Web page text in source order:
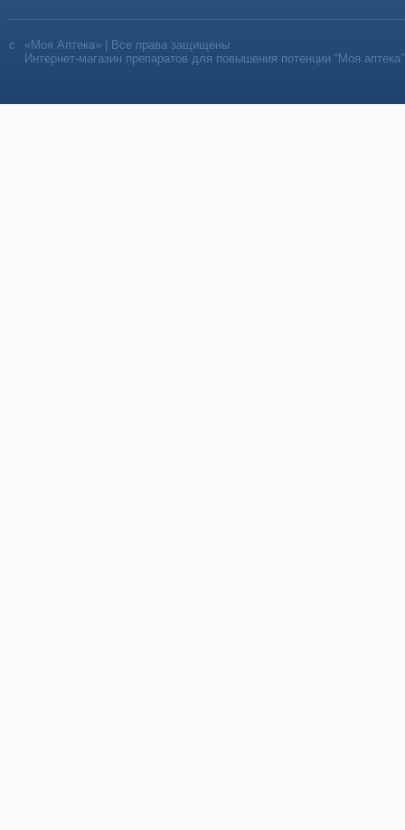
«Моя Аптека» | Все права защищены
Интернет-магазин препаратов для повышения потенции “Моя